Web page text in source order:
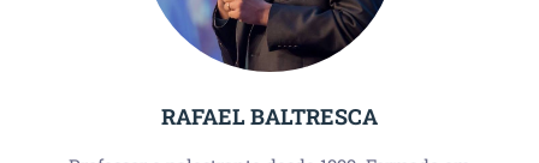
RAFAEL BALTRESCA